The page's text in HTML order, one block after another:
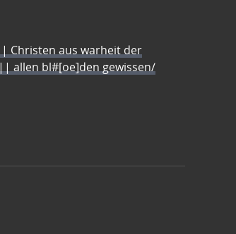
Christen aus warheit der
allen bl#[oe]den gewissen/